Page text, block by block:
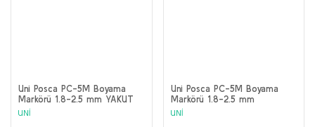
Uni Posca PC-5M Boyama
Markörü 1.8-2.5 mm YAKUT
KIRMIZI
UNİ
Uni Posca PC-5M Boyama
Markörü 1.8-2.5 mm
FOSFORLU PEMBE
UNİ